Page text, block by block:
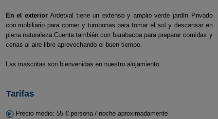
En el exteriorArdetxal tiene un extenso y amplio verde jardín Privado
con mobiliario para comer y tumbonas para tomar el sol y descansar en
plena naturaleza.Cuenta también con barabacoa para preparar comidas y
cenas al aire libre aprovechando el buen tiempo.
Las mascotas son bienvenidas en nuestro alojamiento.
Tarifas
Precio medio: 55 € persona / noche aproximadamente